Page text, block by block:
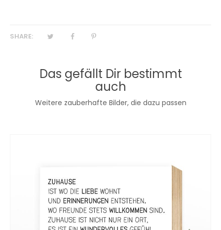
SHARE:
Das gefällt Dir bestimmt
auch
Weitere zauberhafte Bilder, die dazu passen